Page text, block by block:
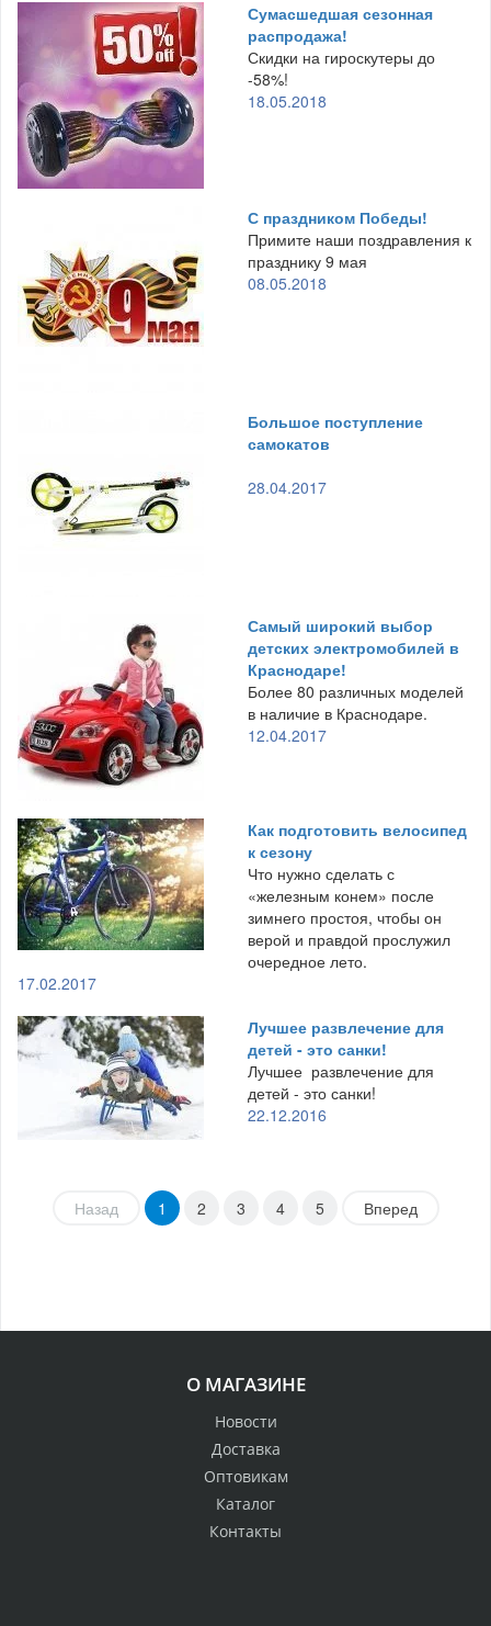
Сумасшедшая сезонная
распродажа!
Скидки на гироскутеры до
-58%!
18.05.2018
С праздником Победы!
Примите наши поздравления к
празднику 9 мая
08.05.2018
Большое поступление
самокатов
28.04.2017
Самый широкий выбор
детских электромобилей в
Краснодаре!
Более 80 различных моделей
в наличие в Краснодаре.
12.04.2017
Как подготовить велосипед
к сезону
Что нужно сделать с
«железным конем» после
зимнего простоя, чтобы он
верой и правдой прослужил
очередное лето.
17.02.2017
Лучшее развлечение для
детей - это санки!
Лучшее развлечение для
детей - это санки!
22.12.2016
Назад 1 2 3 4 5 Вперед
О МАГАЗИНЕ
Новости
Доставка
Оптовикам
Каталог
Контакты